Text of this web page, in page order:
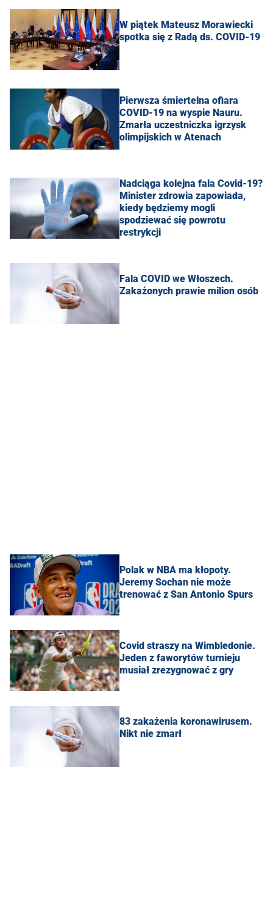
W piątek Mateusz Morawiecki
spotka się z Radą ds. COVID-19
Pierwsza śmiertelna ofiara
COVID-19 na wyspie Nauru.
Zmarła uczestniczka igrzysk
olimpijskich w Atenach
Nadciąga kolejna fala Covid-19?
Minister zdrowia zapowiada,
kiedy będziemy mogli
spodziewać się powrotu
restrykcji
Fala COVID we Włoszech.
Zakażonych prawie milion osób
Polak w NBA ma kłopoty.
Jeremy Sochan nie może
trenować z San Antonio Spurs
Covid straszy na Wimbledonie.
Jeden z faworytów turnieju
musiał zrezygnować z gry
83 zakażenia koronawirusem.
Nikt nie zmarł